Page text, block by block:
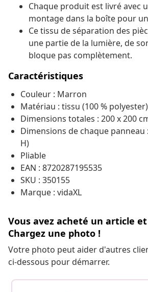
Chaque produit est livré avec
montage dans la boîte pour
Ce tissu de séparation des
une partie de la lumière, de
bloque pas complètement.
Caractéristiques
Couleur : Marron
Matériau : tissu (100 %
Dimensions totales : 200 x 200
Dimensions de chaque panneau
H)
Pliable
EAN : 8720287195535
SKU : 350155
Marque : vidaXL
Vous avez acheté un article
Chargez une photo !
Votre photo peut aider d'autres
ci-dessous pour démarrer.